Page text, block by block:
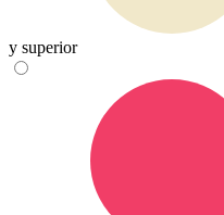
y superior